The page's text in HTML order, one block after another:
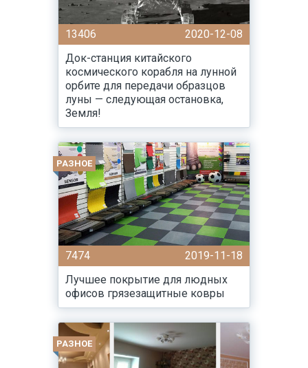
13406
2020-12-08
Док-станция китайского
космического корабля на лунной
орбите для передачи образцов
луны — следующая остановка,
Земля!
РАЗНОЕ
7474
2019-11-18
Лучшее покрытие для людных
офисов грязезащитные ковры
РАЗНОЕ